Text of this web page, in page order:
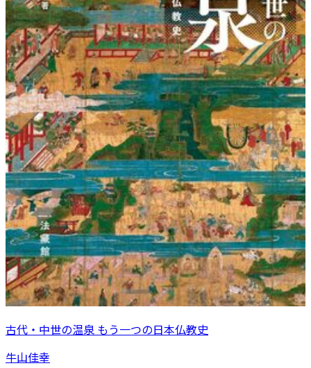
古代・中世の温泉 もう一つの日本仏教史
牛山佳幸